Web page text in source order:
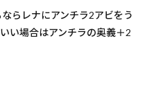
らレナにアンチラ2アビをう
い場合はアンチラの奥義＋2